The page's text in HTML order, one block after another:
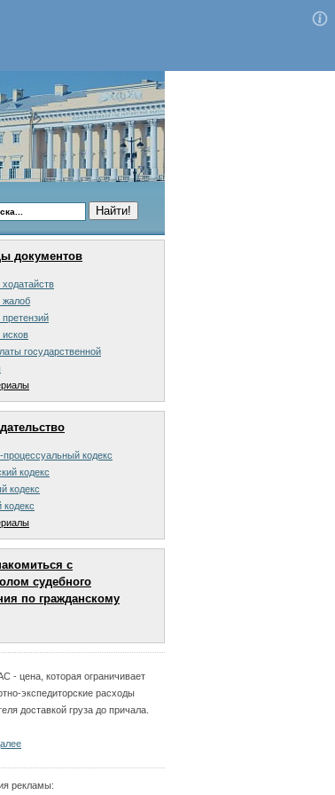
документов
государственной
процессуальный кодекс
кодекс
кодекс
кодекс
с
судебного
по гражданскому
- цена, которая ограничивает
экспедиторские расходы
доставкой груза до причала.
рекламы: